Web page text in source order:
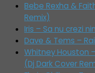
Bebe Rexha &
Remix)
Iris – Sa nu crezi
Dave & Tems –
Whitney Houston
(Dj Dark Cover